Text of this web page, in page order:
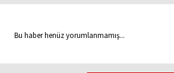
Bu haber henüz yorumlanmamış...